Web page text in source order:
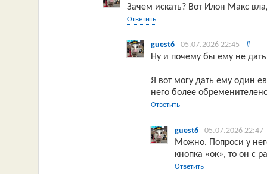
Зачем искать? Вот Илон Макс
Ответить
guest6 05.07.2026 22:45 #
Ну и почему бы ему не
Я вот могу дать ему один
него более
Ответить
guest6 05.07.2026 22:47
Можно. Попроси у
кнопка «ок», то он с
Ответить